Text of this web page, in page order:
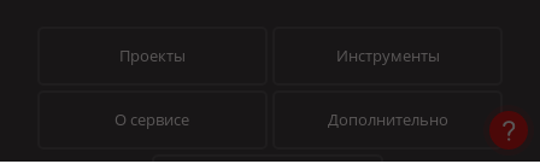
Проекты Инструменты
О сервисе Дополнительно